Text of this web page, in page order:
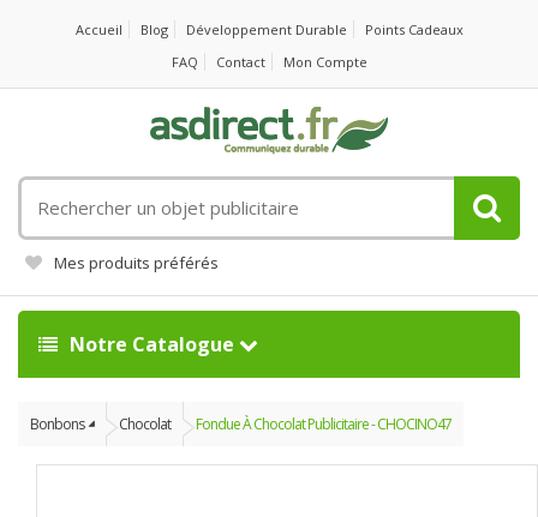
Accueil Blog Développement Durable
Points Cadeaux
FAQ
Contact Mon Compte
un
objet
publicitaire
Mes produits préférés
Notre Catalogue
Bonbons Chocolat Fondue À Chocolat Publicitaire - CHOCINO47